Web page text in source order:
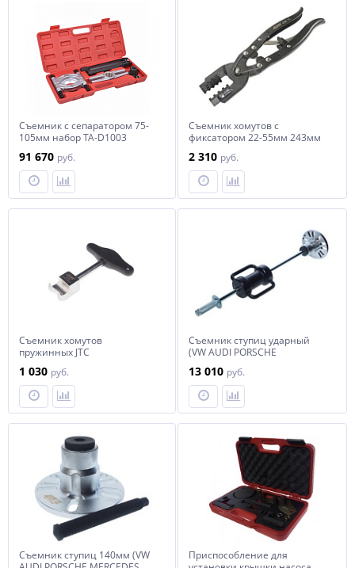
Съемник с сепаратором 75-
105мм набор TA-D1003
91 670 руб.
Съемник хомутов с
фиксатором 22-55мм 243мм
2 310 руб.
Съемник хомутов
пружинных JTC
1 030 руб.
Съемник ступиц ударный
(VW AUDI PORSCHE
13 010 руб.
Съемник ступиц 140мм (VW
Приспособление для